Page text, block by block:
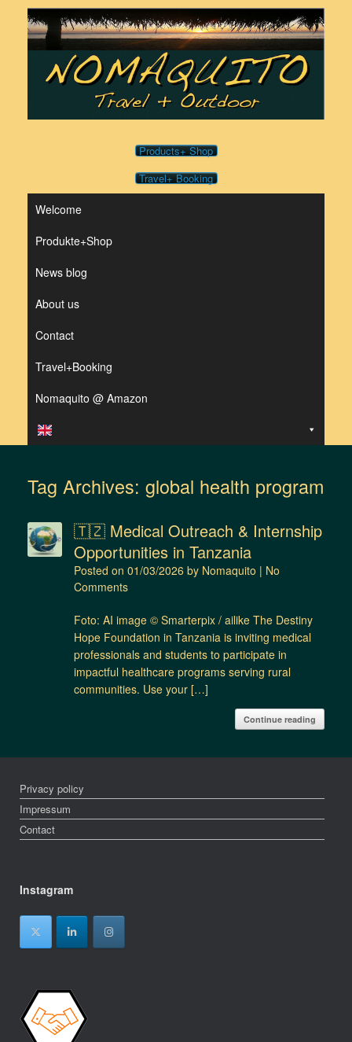
content
Products+ Shop
Travel+ Booking
Welcome
Produkte+Shop
News blog
About us
Contact
Travel+Booking
Nomaquito @ Amazon
Tag Archives: global health program
🇹🇿 Medical Outreach & Internship
Opportunities in Tanzania
Posted on 01/03/2026 by Nomaquito | No
Comments
Foto: AI image © Smarterpix / ailike The Destiny
Hope Foundation in Tanzania is inviting medical
professionals and students to participate in
impactful healthcare programs serving rural
communities. Use your […]
Continue reading
Privacy policy
Impressum
Contact
Instagram